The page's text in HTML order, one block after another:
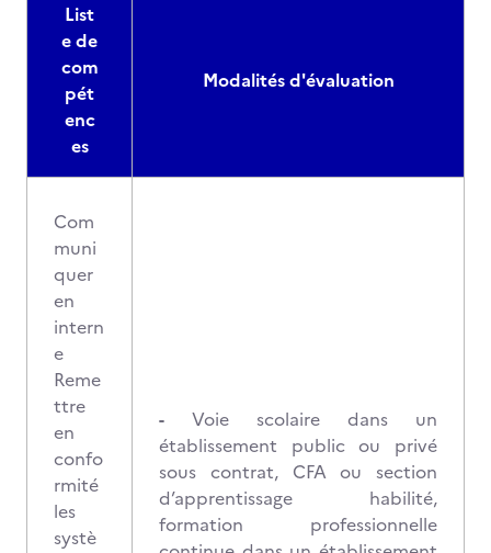
List
e de
com
pét
enc
es
Modalités d'évaluation
Com
muni
quer
en
intern
e
Reme
ttre
en
confo
rmité
les
systè
- Voie scolaire dans un
établissement public ou privé
sous contrat, CFA ou section
d’apprentissage habilité,
formation professionnelle